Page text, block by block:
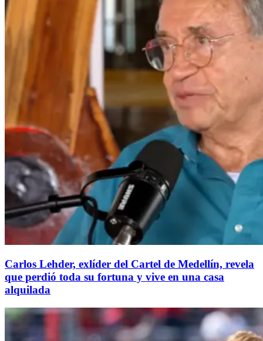
Carlos Lehder, exlíder del Cartel de Medellín, revela
que perdió toda su fortuna y vive en una casa
alquilada